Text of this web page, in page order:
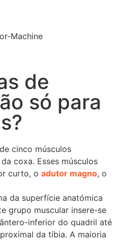
de
só para
cinco músculos
coxa. Esses músculos
curto, o adutor magno, o
da superfície anatómica
grupo muscular insere-se
inferior do quadril até
da tíbia. A maioria